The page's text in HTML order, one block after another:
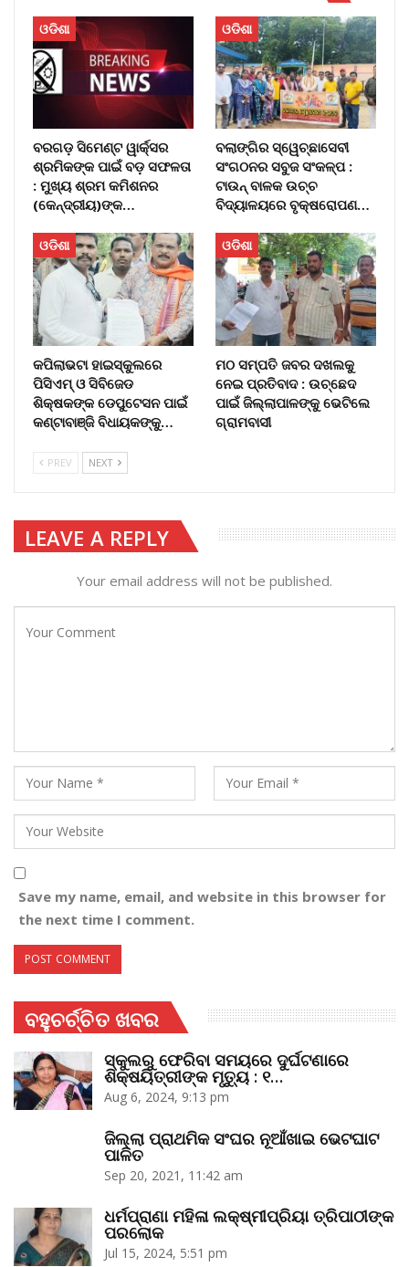
ଓଡିଶା
ବରଗଡ଼ ସିମେଣ୍ଟ ୱାର୍କ୍ସର
ଶ୍ରମିକଙ୍କ ପାଇଁ ବଡ଼ ସଫଳତା
: ମୁଖ୍ୟ ଶ୍ରମ କମିଶନର
(କେନ୍ଦ୍ରୀୟ)ଙ୍କ…
ଓଡିଶା
ବଲାଙ୍ଗିର ସ୍ୱେଚ୍ଛାସେବୀ
ସଂଗଠନର ସବୁଜ ସଂକଳ୍ପ :
ଟାଉନ୍ ବାଳକ ଉଚ୍ଚ
ବିଦ୍ୟାଳୟରେ ବୃକ୍ଷରୋପଣ…
ଓଡିଶା
କପିଲାଭଟା ହାଇସ୍କୁଲରେ
ପିସିଏମ୍ ଓ ସିବିଜେଡ
ଶିକ୍ଷକଙ୍କ ଡେପୁଟେସନ ପାଇଁ
କଣ୍ଟାବାଞ୍ଜି ବିଧାୟକଙ୍କୁ…
ଓଡିଶା
ମଠ ସମ୍ପତି ଜବର ଦଖଲକୁ
ନେଇ ପ୍ରତିବାଦ : ଉଚ୍ଛେଦ
ପାଇଁ ଜିଲ୍ଲାପାଳଙ୍କୁ ଭେଟିଲେ
ଗ୍ରାମବାସୀ
PREV NEXT
LEAVE A REPLY
Your email address will not be published.
Save my name, email, and website in this browser for
the next time I comment.
ବହୁଚର୍ଚ୍ଚିତ ଖବର
ସ୍କୁଲରୁ ଫେରିବା ସମୟରେ ଦୁର୍ଘଟଣାରେ
ଶିକ୍ଷୟିତ୍ରୀଙ୍କ ମୃତ୍ୟୁ : ୧…
Aug 6, 2024, 9:13 pm
ଜିଲ୍ଲା ପ୍ରାଥମିକ ସଂଘର ନୂଆଁଖାଇ ଭେଟଘାଟ
ପାଳିତ
Sep 20, 2021, 11:42 am
ଧର୍ମପ୍ରାଣା ମହିଳା ଲକ୍ଷ୍ମୀପ୍ରିୟା ତ୍ରିପାଠୀଙ୍କ
ପରଲୋକ
Jul 15, 2024, 5:51 pm